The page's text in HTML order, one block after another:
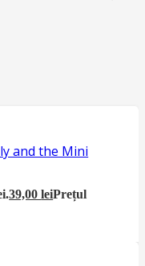
and the Mini
39,00leiPrețul